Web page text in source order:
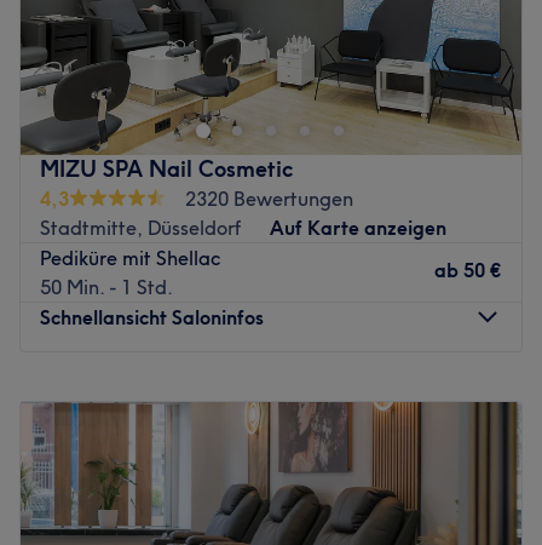
MIZU SPA Nail Cosmetic
4,3
2320 Bewertungen
Stadtmitte, Düsseldorf
Auf Karte anzeigen
Pediküre mit Shellac
50 Min. - 1 Std.
ab 50 €
Schnellansicht Saloninfos
Dienstag
10:00
Mittwoch
Donnerstag
Freitag
10:00
20:00
Samstag
10:00
20:00